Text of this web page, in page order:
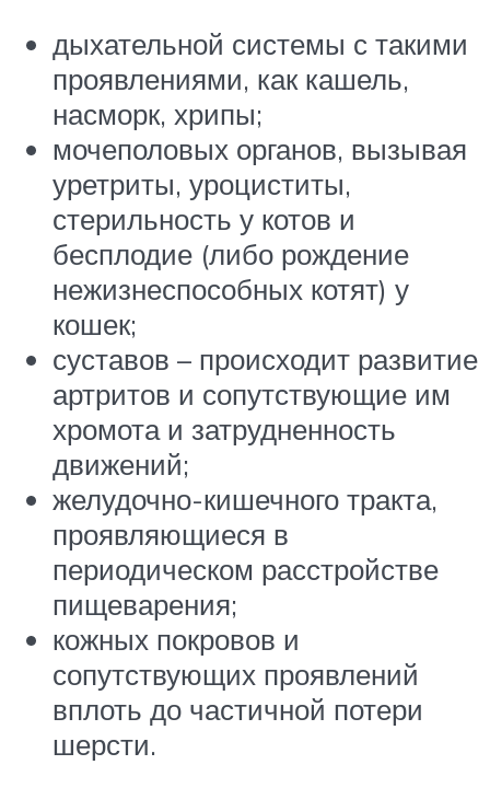
дыхательной системы с такими
проявлениями, как кашель,
насморк, хрипы;
мочеполовых органов, вызывая
уретриты, уроциститы,
стерильность у котов и
бесплодие (либо рождение
нежизнеспособных котят) у
кошек;
суставов – происходит развитие
артритов и сопутствующие им
хромота и затрудненность
движений;
желудочно-кишечного тракта,
проявляющиеся в
периодическом расстройстве
пищеварения;
кожных покровов и
сопутствующих проявлений
вплоть до частичной потери
шерсти.